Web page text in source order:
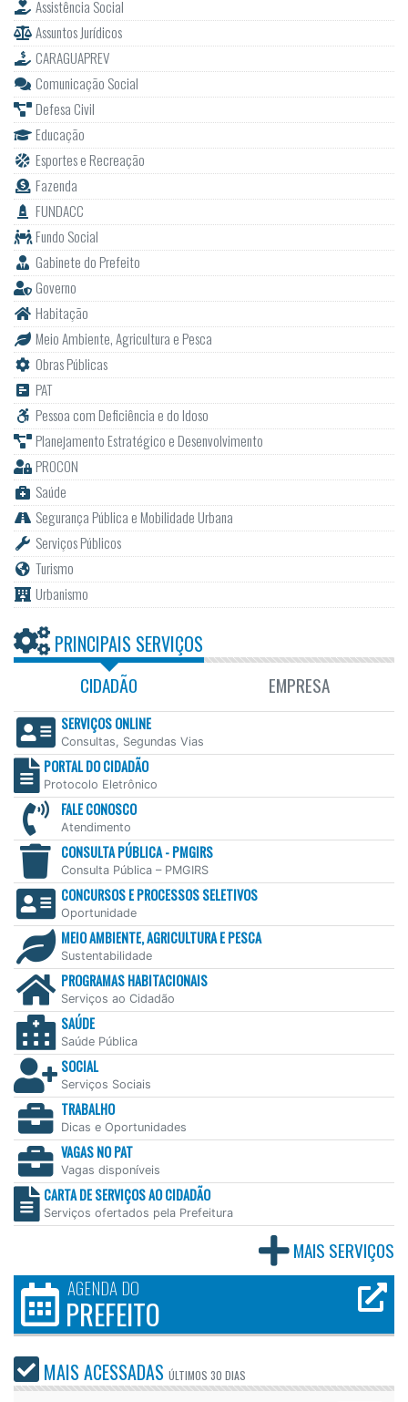
Assistência Social
Assuntos Jurídicos
CARAGUAPREV
Comunicação Social
Defesa Civil
Educação
Esportes e Recreação
Fazenda
FUNDACC
Fundo Social
Gabinete do Prefeito
Governo
Habitação
Meio Ambiente, Agricultura e Pesca
Obras Públicas
PAT
Pessoa com Deficiência e do Idoso
Planejamento Estratégico e Desenvolvimento
PROCON
Saúde
Segurança Pública e Mobilidade Urbana
Serviços Públicos
Turismo
Urbanismo
PRINCIPAIS SERVIÇOS
CIDADÃO EMPRESA
SERVIÇOS ONLINE
Consultas, Segundas Vias
PORTAL DO CIDADÃO
Protocolo Eletrônico
FALE CONOSCO
Atendimento
CONSULTA PÚBLICA - PMGIRS
Consulta Pública – PMGIRS
CONCURSOS E PROCESSOS SELETIVOS
Oportunidade
MEIO AMBIENTE, AGRICULTURA E PESCA
Sustentabilidade
PROGRAMAS HABITACIONAIS
Serviços ao Cidadão
SAÚDE
Saúde Pública
SOCIAL
Serviços Sociais
TRABALHO
Dicas e Oportunidades
VAGAS NO PAT
Vagas disponíveis
CARTA DE SERVIÇOS AO CIDADÃO
Serviços ofertados pela Prefeitura
MAIS SERVIÇOS
AGENDA DO
PREFEITO
MAIS ACESSADAS ÚLTIMOS 30 DIAS